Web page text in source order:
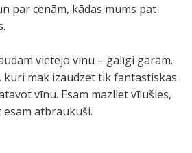
par cenām, kādas mums pat
vietējo vīnu – galīgi garām.
kuri māk izaudzēt tik fantastiskas
vīnu. Esam mazliet vīlušies,
atbraukuši.